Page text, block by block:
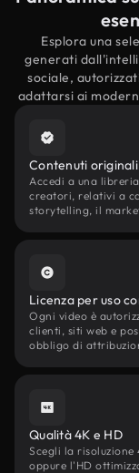
Esplora una
generati
sociale,
adattarsi ai
Contenuti originali
Accedi a una
creatori, relativi a
storytelling, il
Licenza per uso
Ogni video è
clienti, siti web e
obbligo di
Qualità 4K e HD
Scegli la
oppure l'HD